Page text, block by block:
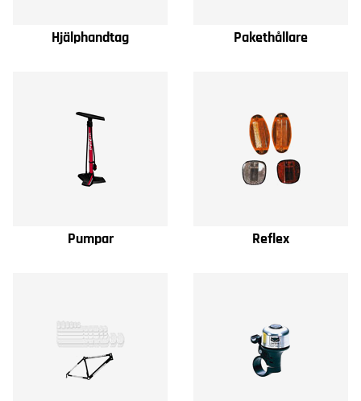
Hjälphandtag Pakethållare
Pumpar Reflex